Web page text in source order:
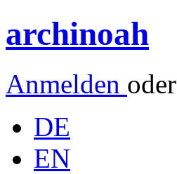
archinoah
Anmelden oder
DE
EN